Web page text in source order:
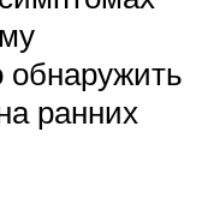
обнаружить
ранних